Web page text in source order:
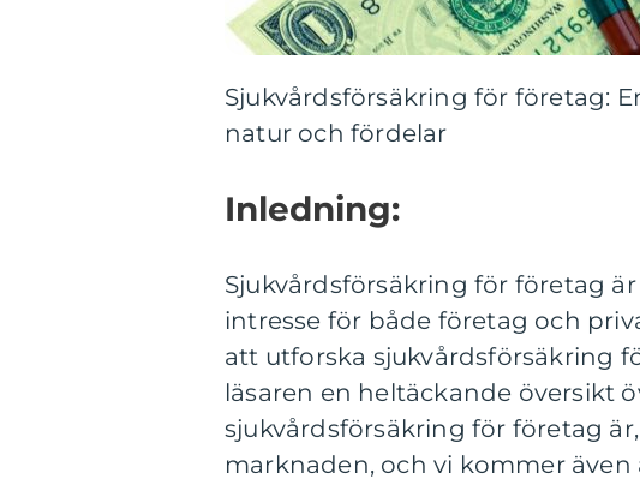
Sjukvårdsförsäkring för företag:
natur och fördelar
Inledning:
Sjukvårdsförsäkring för företag
intresse för både företag och
att utforska sjukvårdsförsäkring
läsaren en heltäckande översikt
sjukvårdsförsäkring för företag
marknaden, och vi kommer